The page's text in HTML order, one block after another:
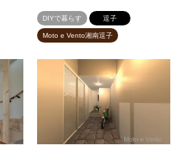
DIYで暮らす 逗子
Moto e Vento湘南逗子